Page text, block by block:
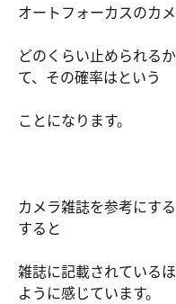
オートフォーカスのカ
どのくらい止められる
て、その確率はという
ことになります。
カメラ雑誌を参考にす
すると
雑誌に記載されている
ように感じています。